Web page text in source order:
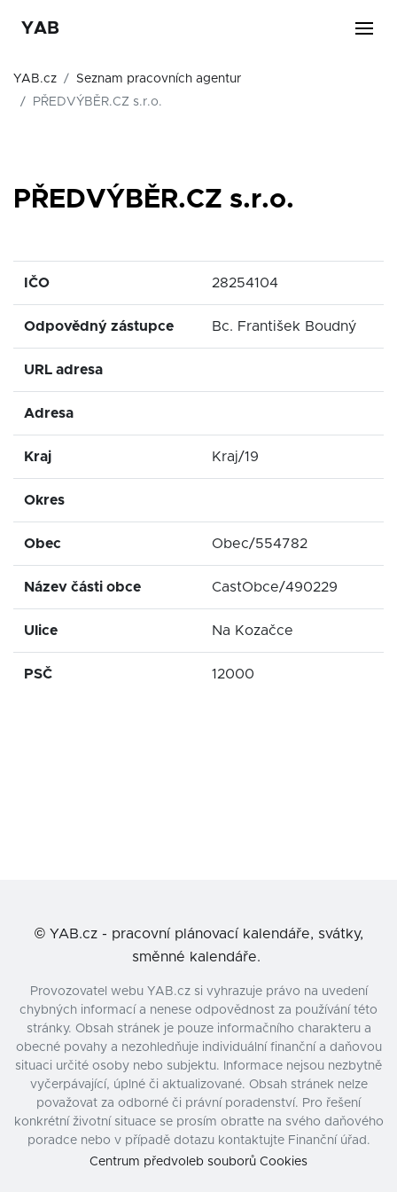
YAB
YAB.cz
Seznam pracovních agentur
PŘEDVÝBĚR.CZ s.r.o.
PŘEDVÝBĚR.CZ s.r.o.
IČO 28254104
Odpovědný zástupce Bc. František Boudný
URL adresa
Adresa
Kraj Kraj/19
Okres
Obec Obec/554782
Název části obce CastObce/490229
Ulice Na Kozačce
PSČ 12000
© YAB.cz - pracovní plánovací kalendáře, svátky,
směnné kalendáře.
Provozovatel webu YAB.cz si vyhrazuje právo na uvedení
chybných informací a nenese odpovědnost za používání této
stránky. Obsah stránek je pouze informačního charakteru a
obecné povahy a nezohledňuje individuální finanční a daňovou
situaci určité osoby nebo subjektu. Informace nejsou nezbytně
vyčerpávající, úplné či aktualizované. Obsah stránek nelze
považovat za odborné či právní poradenství. Pro řešení
konkrétní životní situace se prosím obraťte na svého daňového
poradce nebo v případě dotazu kontaktujte Finanční úřad.
Centrum předvoleb souborů Cookies